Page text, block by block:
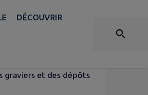
DÉCOUVRIR
graviers et des dépôts